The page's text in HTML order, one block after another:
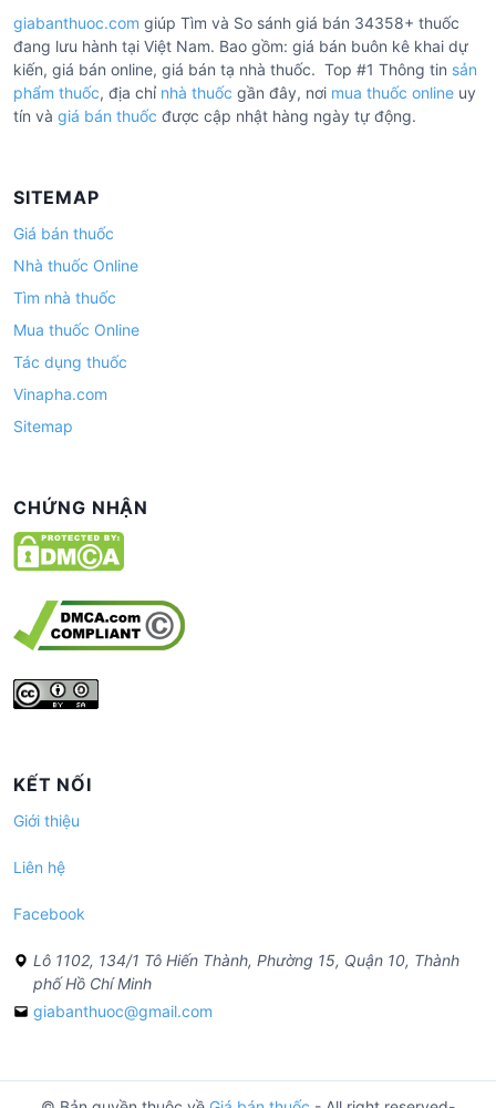
giabanthuoc.com giúp Tìm và So sánh giá bán 34358+ thuốc
đang lưu hành tại Việt Nam. Bao gồm: giá bán buôn kê khai dự
kiến, giá bán online, giá bán tạ nhà thuốc. Top #1 Thông tin sản
phẩm thuốc, địa chỉ nhà thuốc gần đây, nơi mua thuốc online uy
tín và giá bán thuốc được cập nhật hàng ngày tự động.
SITEMAP
Giá bán thuốc
Nhà thuốc Online
Tìm nhà thuốc
Mua thuốc Online
Tác dụng thuốc
Vinapha.com
Sitemap
CHỨNG NHẬN
KẾT NỐI
Giới thiệu
Liên hệ
Facebook
Lô 1102, 134/1 Tô Hiến Thành, Phường 15, Quận 10, Thành
phố Hồ Chí Minh
giabanthuoc@gmail.com